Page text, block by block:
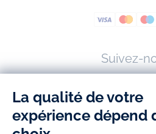
Suivez-
-
Jacadi
Paris
-
Jacadi
Paris